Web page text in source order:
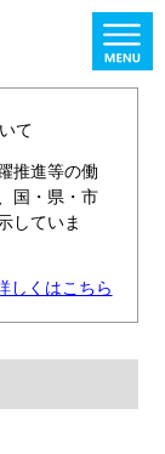
て
推進等の働
国・県・市
していま
しくはこちら